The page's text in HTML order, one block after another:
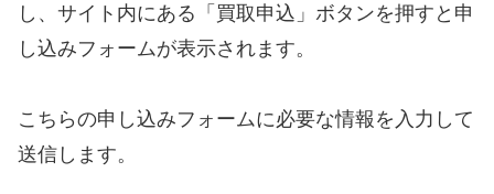
し、サイト内にある「買取申込」ボタンを押すと申
し込みフォームが表示されます。
こちらの申し込みフォームに必要な情報を入力して
送信します。